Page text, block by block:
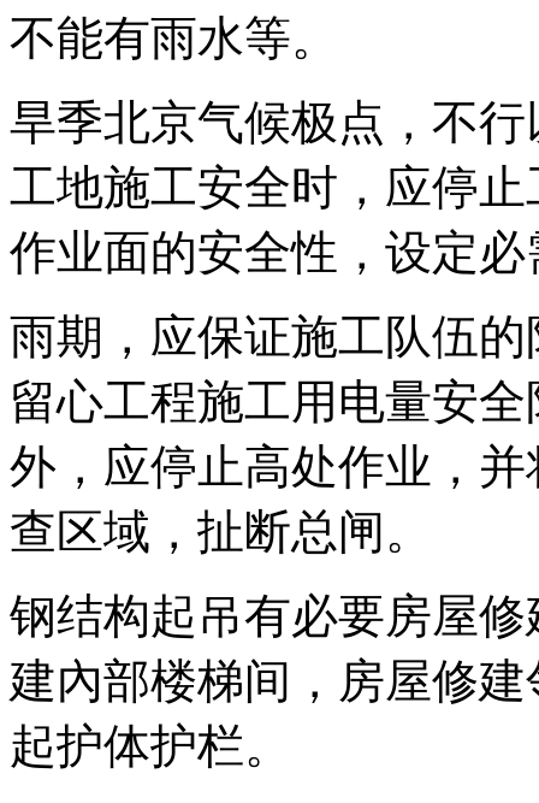
不能有雨水等。
旱季北京气候极点，不
工地施工安全时，应停
作业面的安全性，设定
雨期，应保证施工队伍
留心工程施工用电量安
外，应停止高处作业，
查区域，扯断总闸。
钢结构起吊有必要房屋
建內部楼梯间，房屋修
起护体护栏。